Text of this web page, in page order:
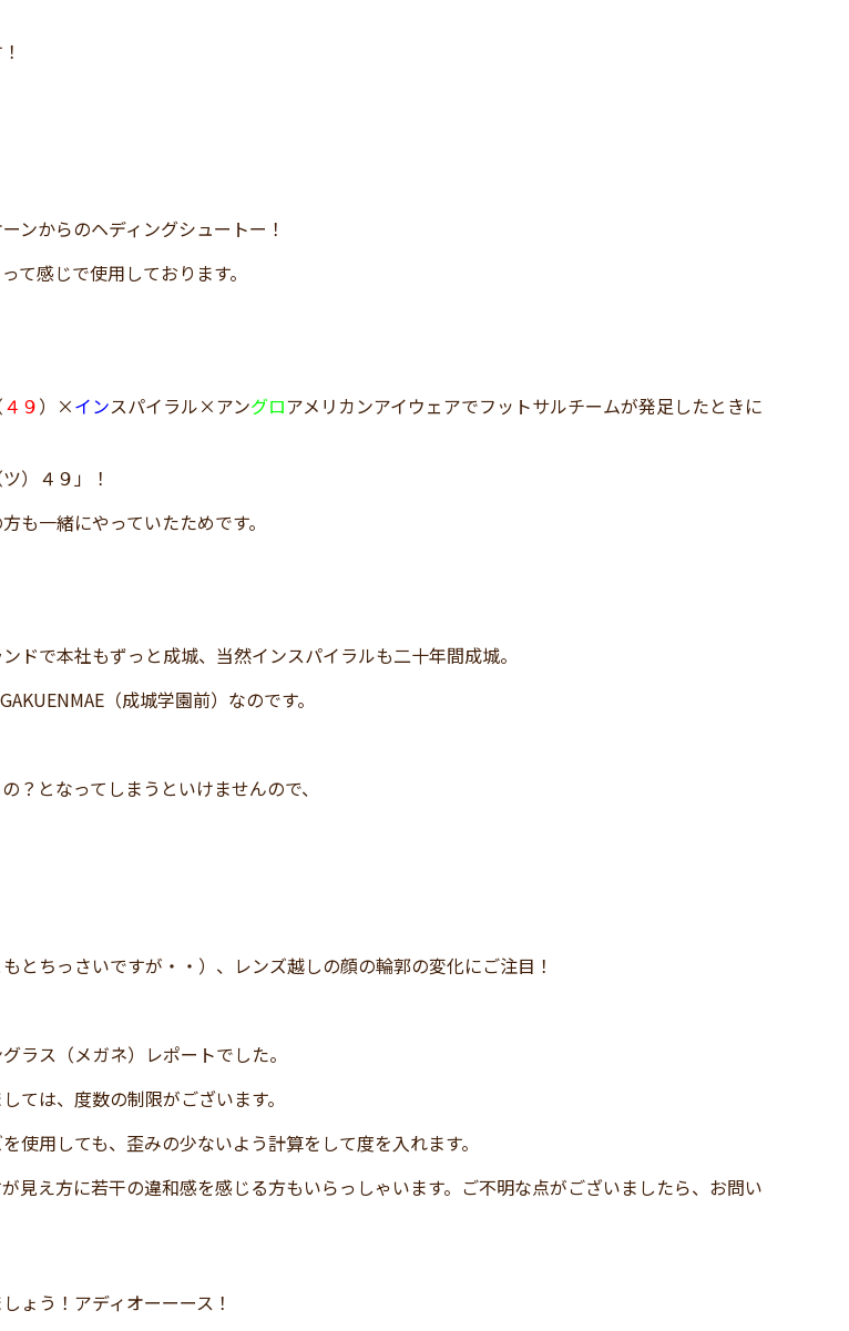
ンからのヘディングシュートー！
て感じで使用しております。
４９）×インスパイラル×アングロアメリカンアイウェアでフットサルチームが発足したときに
）４９」！
も一緒にやっていたためです。
ドで本社もずっと成城、当然インスパイラルも二十年間成城。
（成城学園前）なのです。
？となってしまうといけませんので、
とちっさいですが・・）、レンズ越しの顔の輪郭の変化にご注目！
ラス（メガネ）レポートでした。
ては、度数の制限がございます。
使用しても、歪みの少ないよう計算をして度を入れます。
見え方に若干の違和感を感じる方もいらっしゃいます。ご不明な点がございましたら、お問い
ょう！アディオーーース！